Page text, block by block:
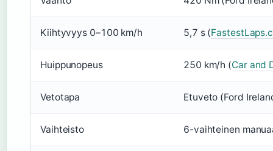
Kiihtyvyys 0–100 km/h 5,7 s (
Huippunopeus 250 km/h (Car and
Vetotapa Etuveto (Ford
Vaihteisto 6-vaihteinen